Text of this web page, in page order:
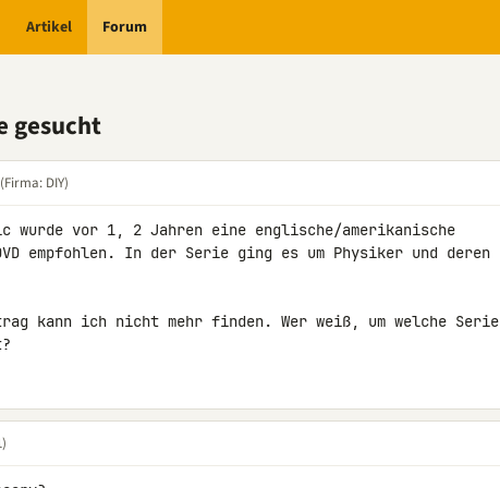
Artikel Forum
gesucht
(Firma: DIY)
wurde vor 1, 2 Jahren eine englische/amerikanische
empfohlen. In der Serie ging es um Physiker und deren
kann ich nicht mehr finden. Wer weiß, um welche Serie